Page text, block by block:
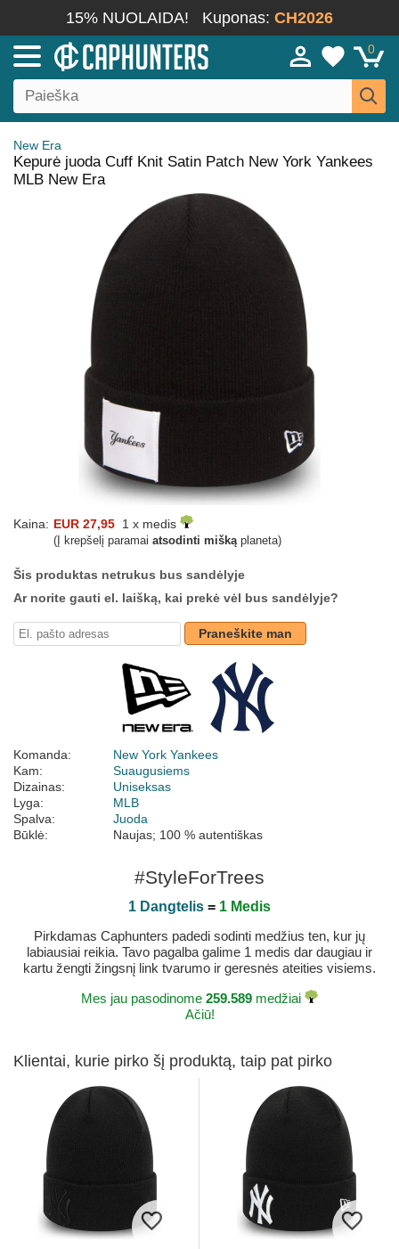
15% NUOLAIDA! Kuponas: CH2026
0
New Era
Kepurė juoda Cuff Knit Satin Patch New York Yankees
MLB New Era
Kaina: EUR 27,95 1 x medis
(Į krepšelį paramai atsodinti miškąplaneta)
Šis produktas netrukus bus sandėlyje
Ar norite gauti el. laišką, kai prekė vėl bus sandėlyje?
Praneškite man
Komanda:
New York Yankees
Kam:
Suaugusiems
Dizainas:
Uniseksas
Lyga:
MLB
Spalva:
Juoda
Būklė:
Naujas; 100 % autentiškas
#StyleForTrees
1 Dangtelis = 1 Medis
Pirkdamas Caphunters padedi sodinti medžius ten, kur jų
labiausiai reikia. Tavo pagalba galime 1 medis dar daugiau ir
kartu žengti žingsnį link tvarumo ir geresnės ateities visiems.
Mes jau pasodinome 259.589 medžiai
Ačiū!
Klientai, kurie pirko šį produktą, taip pat pirko